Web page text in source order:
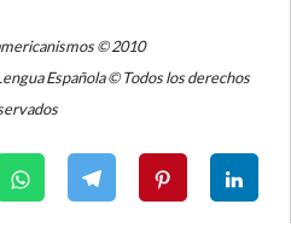
© 2010
Española © Todos los derechos